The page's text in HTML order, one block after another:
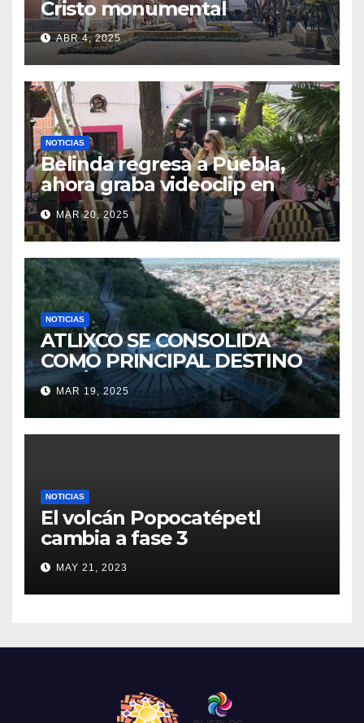
Cristo monumental
ABR 4, 2025
NOTICIAS
Belinda regresa a Puebla,
ahora graba videoclip en
calles de Atlixco
MAR 20, 2025
NOTICIAS
ATLIXCO SE CONSOLIDA
COMO PRINCIPAL DESTINO
TURÍSTICO EN EL ESTADO DE
PUEBLA
MAR 19, 2025
NOTICIAS
El volcán Popocatépetl
cambia a fase 3
MAY 21, 2023